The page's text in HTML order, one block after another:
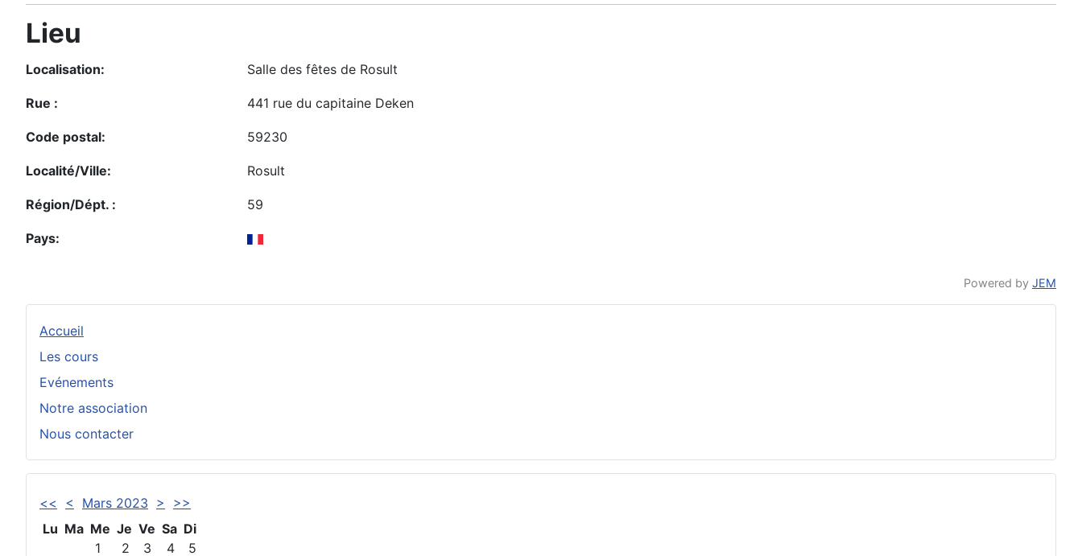
Accueil
Les cours
Evénements
Notre association
Nous contacter
<< < Mars 2023 >
>>
Lu Ma Me Je Ve Sa Di
1
2 3 4 5
Lieu
Localisation: Salle des fêtes de Rosult
Rue : 441 rue du capitaine Deken
Code postal: 59230
Localité/Ville: Rosult
Région/Dépt. : 59
Pays:
Powered by JEM